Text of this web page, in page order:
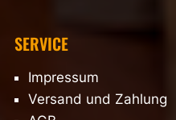
SERVICE
Impressum
Versand und Zahlung